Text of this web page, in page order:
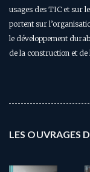
usages des TIC et sur
portent sur
le développement
de la construction et de
LES OUVRAGES